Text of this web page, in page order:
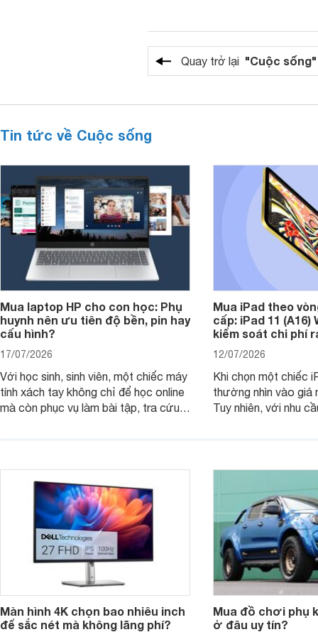
Quay trở lại "Cuộc sống"
Tin tức về Cuộc sống
Mua laptop HP cho con học: Phụ
huynh nên ưu tiên độ bền, pin hay
cấu hình?
17/07/2026
Với học sinh, sinh viên, một chiếc máy
tính xách tay không chỉ để học online
mà còn phục vụ làm bài tập, tra cứu,
thay vì chỉ so sánh cấu hình trên giấy.
Mua iPad theo
cấp: iPad 11 (A16)
kiểm soát chi phí
12/07/2026
Khi chọn một chiếc
thường nhìn vào
Tuy nhiên, với nhu
không, dùng được
Màn hình 4K chọn bao nhiêu inch
để sắc nét mà không lãng phí?
Mua đồ chơi phụ
ở đâu uy tín?